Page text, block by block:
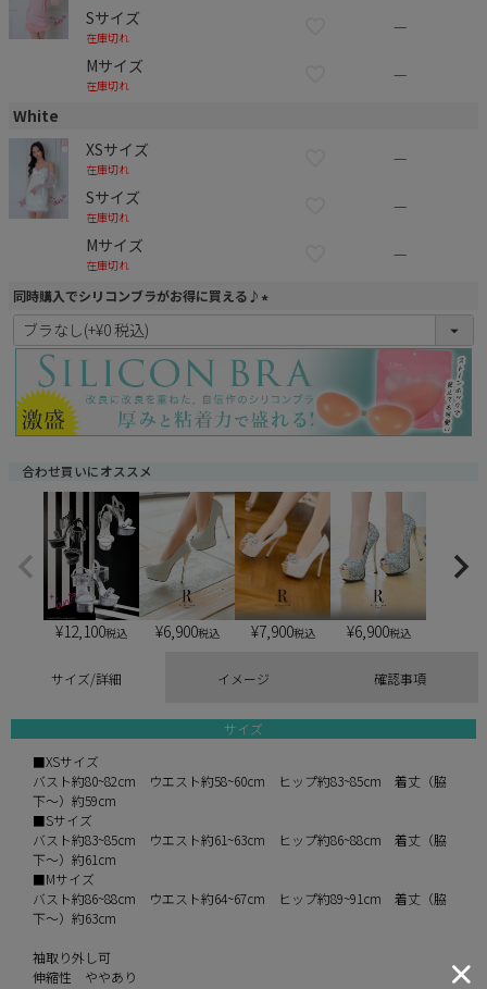
Sサイズ
在庫切れ
—
Mサイズ
在庫切れ
—
White
XSサイズ
在庫切れ
—
Sサイズ
在庫切れ
—
Mサイズ
在庫切れ
—
同時購入でシリコンブラがお得に買える♪
(
須
)
合わせ買いにオススメ
¥12,100税込 ¥6,900税込 ¥7,900税込 ¥6,900税込
サイズ/詳細 イメージ 確認事項
サイズ
■XSサイズ
バスト約80~82cm ウエスト約58~60cm ヒップ約83~85cm 着丈（脇
下～）約59cm
■Sサイズ
バスト約83~85cm ウエスト約61~63cm ヒップ約86~88cm 着丈（脇
下～）約61cm
■Mサイズ
バスト約86~88cm ウエスト約64~67cm ヒップ約89~91cm 着丈（脇
下～）約63cm
袖取り外し可
伸縮性 ややあり